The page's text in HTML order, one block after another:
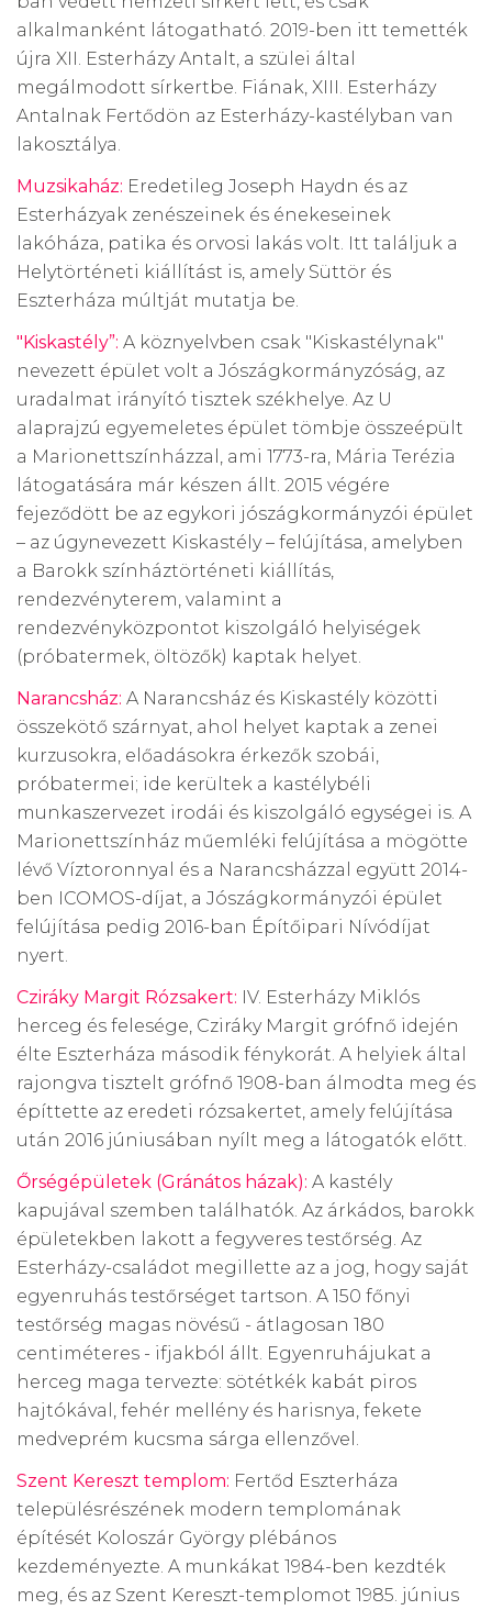
alkalmanként látogatható. 2019-ben itt temették
újra XII. Esterházy Antalt, a szülei által
megálmodott sírkertbe. Fiának, XIII. Esterházy
Antalnak Fertődön az Esterházy-kastélyban van
lakosztálya.
Muzsikaház: Eredetileg Joseph Haydn és az
Esterházyak zenészeinek és énekeseinek
lakóháza, patika és orvosi lakás volt. Itt találjuk a
Helytörténeti kiállítást is, amely Süttör és
Eszterháza múltját mutatja be.
"Kiskastély”: A köznyelvben csak "Kiskastélynak"
nevezett épület volt a Jószágkormányzóság, az
uradalmat irányító tisztek székhelye. Az U
alaprajzú egyemeletes épület tömbje összeépült
a Marionettszínházzal, ami 1773-ra, Mária Terézia
látogatására már készen állt. 2015 végére
fejeződött be az egykori jószágkormányzói épület
– az úgynevezett Kiskastély – felújítása, amelyben
a Barokk színháztörténeti kiállítás,
rendezvényterem, valamint a
rendezvényközpontot kiszolgáló helyiségek
(próbatermek, öltözők) kaptak helyet.
Narancsház: A Narancsház és Kiskastély közötti
összekötő szárnyat, ahol helyet kaptak a zenei
kurzusokra, előadásokra érkezők szobái,
próbatermei; ide kerültek a kastélybéli
munkaszervezet irodái és kiszolgáló egységei is. A
Marionettszínház műemléki felújítása a mögötte
lévő Víztoronnyal és a Narancsházzal együtt 2014-
ben ICOMOS-díjat, a Jószágkormányzói épület
felújítása pedig 2016-ban Építőipari Nívódíjat
nyert.
Cziráky Margit Rózsakert: IV. Esterházy Miklós
herceg és felesége, Cziráky Margit grófnő idején
élte Eszterháza második fénykorát. A helyiek által
rajongva tisztelt grófnő 1908-ban álmodta meg és
építtette az eredeti rózsakertet, amely felújítása
után 2016 júniusában nyílt meg a látogatók előtt.
Őrségépületek (Gránátos házak): A kastély
kapujával szemben találhatók. Az árkádos, barokk
épületekben lakott a fegyveres testőrség. Az
Esterházy-családot megillette az a jog, hogy saját
egyenruhás testőrséget tartson. A 150 főnyi
testőrség magas növésű - átlagosan 180
centiméteres - ifjakból állt. Egyenruhájukat a
herceg maga tervezte: sötétkék kabát piros
hajtókával, fehér mellény és harisnya, fekete
medveprém kucsma sárga ellenzővel.
Szent Kereszt templom: Fertőd Eszterháza
településrészének modern templomának
építését Koloszár György plébános
kezdeményezte. A munkákat 1984-ben kezdték
meg, és az Szent Kereszt-templomot 1985. június